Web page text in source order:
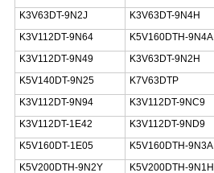
K3V63DT-9N2J
K3V63DT-9N4H
K3V112DT-9N64
K5V160DTH-9N4A
K3V112DT-9N49
K3V63DT-9N2H
K5V140DT-9N25
K7V63DTP
K3V112DT-9N94
K3V112DT-9NC9
K3V112DT-1E42
K3V112DT-9ND9
K5V160DT-1E05
K5V160DTH-9N3A
K5V200DTH-9N2Y
K5V200DTH-9N1H